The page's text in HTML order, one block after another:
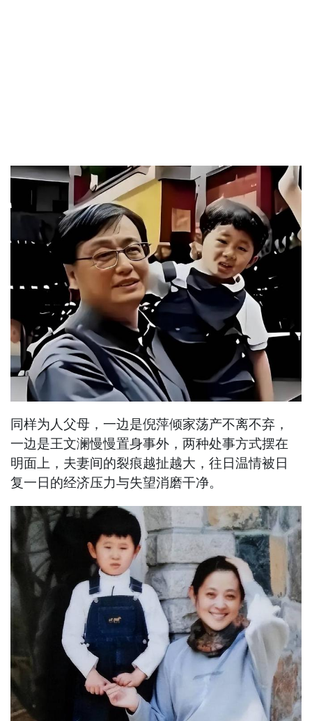
同样为人父母，一边是倪萍倾家荡产不离不弃，
一边是王文澜慢慢置身事外，两种处事方式摆在
明面上，夫妻间的裂痕越扯越大，往日温情被日
复一日的经济压力与失望消磨干净。